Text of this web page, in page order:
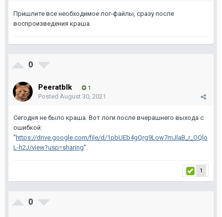
Пришлите все необходимое лог-файлы, сразу после
воспроизведения краша.
0
Peeratblk 1
Posted August 30, 2021
Сегодня не было краша. Вот логи после вчерашнего выхода с
ошибкой:
" https://drive.google.com/file/d/1pbUEb4gQrg9Low7mJlaB_r_OQlo
L-h2J/view?usp=sharing".
1
0